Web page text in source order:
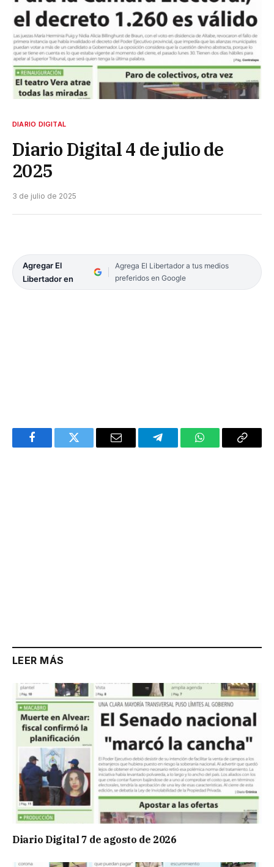
DIARIO DIGITAL
Diario Digital 4 de julio de
2025
3 de julio de 2025
Agregar El
Libertador en
Agrega El Libertador a tus medios
preferidos en Google
FacebookTwitter Email TelegramWhatsAppCopy
LEER MÁS
Diario Digital 7 de agosto de 2026